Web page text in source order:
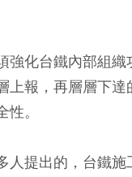
強化台鐵內部組
上報，再層層下
。
人提出的，台鐵